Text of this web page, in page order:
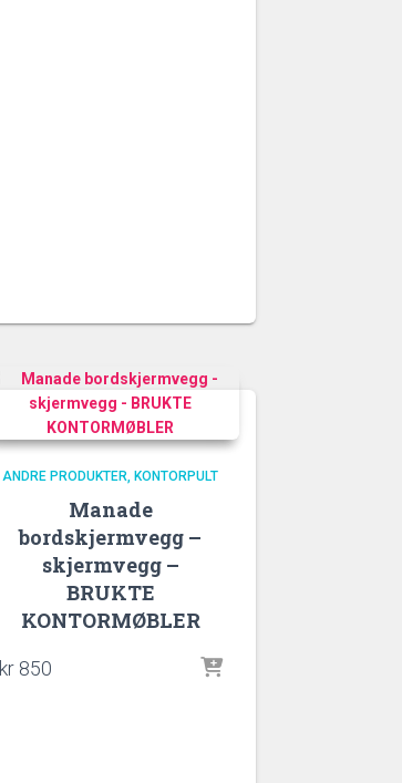
ANDRE PRODUKTER KONTORPULT
Manade
bordskjermvegg –
skjermvegg –
BRUKTE
KONTORMØBLER
kr850